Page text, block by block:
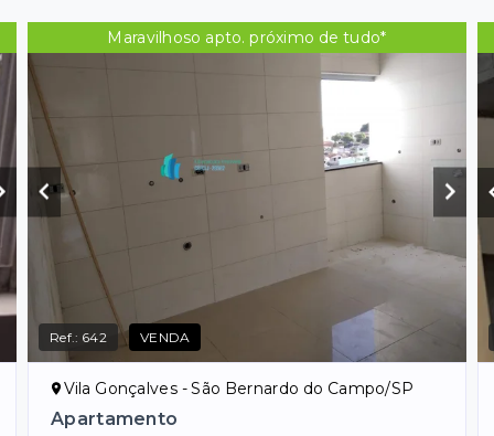
Maravilhoso apto. próximo de tudo*
Ref.: 642 VENDA
Vila Gonçalves - São Bernardo do Campo/SP
Apartamento